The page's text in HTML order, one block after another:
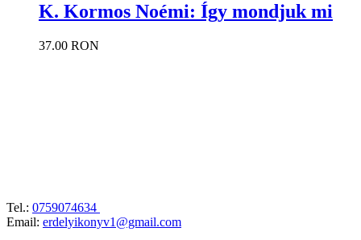
K. Kormos Noémi: Így mondjuk mi
37.00 RON
Tel.: 0759074634
Email: erdelyikonyv1@gmail.com